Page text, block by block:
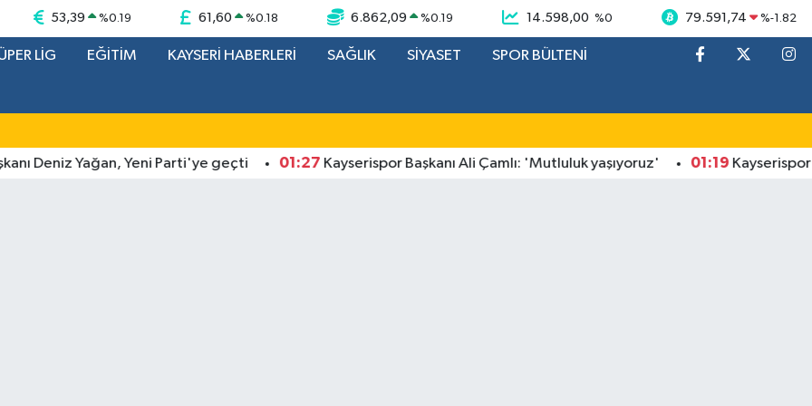
53,39 %0.19 61,60 %0.18 6.862,09 %0.19 14.598,00 %0 79.591,74 %-1.82
LİG EĞİTİM KAYSERİ HABERLERİ SAĞLIK SİYASET SPOR BÜLTENİ
Yağan, Yeni Parti'ye geçti 01:27 Kayserispor Başkanı Ali Çamlı: 'Mutluluk yaşıyoruz' 01:19 Kayserispor